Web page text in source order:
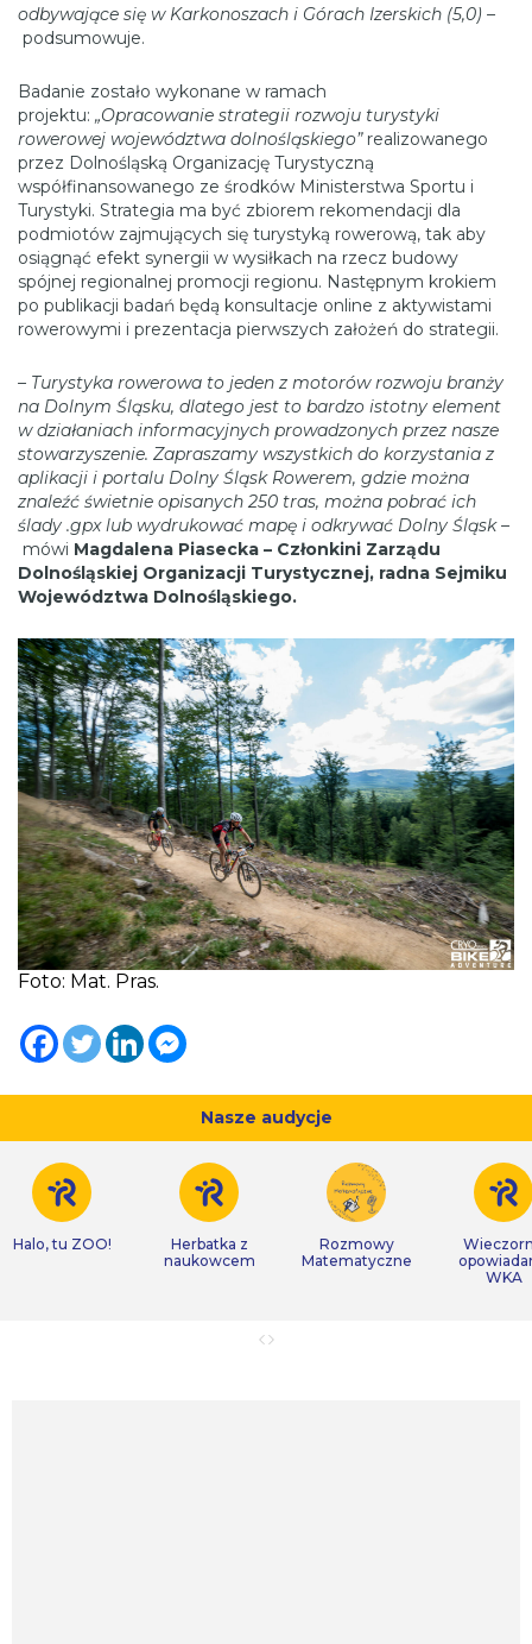
odbywające się w Karkonoszach i Górach Izerskich (5,0) –
podsumowuje.
Badanie zostało wykonane w ramach
projektu: „Opracowanie strategii rozwoju turystyki
rowerowej województwa dolnośląskiego” realizowanego
przez Dolnośląską Organizację Turystyczną
współfinansowanego ze środków Ministerstwa Sportu i
Turystyki. Strategia ma być zbiorem rekomendacji dla
podmiotów zajmujących się turystyką rowerową, tak aby
osiągnąć efekt synergii w wysiłkach na rzecz budowy
spójnej regionalnej promocji regionu. Następnym krokiem
po publikacji badań będą konsultacje online z aktywistami
rowerowymi i prezentacja pierwszych założeń do strategii.
– Turystyka rowerowa to jeden z motorów rozwoju branży
na Dolnym Śląsku, dlatego jest to bardzo istotny element
w działaniach informacyjnych prowadzonych przez nasze
stowarzyszenie. Zapraszamy wszystkich do korzystania z
aplikacji i portalu Dolny Śląsk Rowerem, gdzie można
znaleźć świetnie opisanych 250 tras, można pobrać ich
ślady .gpx lub wydrukować mapę i odkrywać Dolny Śląsk –
mówi Magdalena Piasecka – Członkini Zarządu
Dolnośląskiej Organizacji Turystycznej, radna Sejmiku
Województwa Dolnośląskiego.
Foto: Mat. Pras.
Nasze audycje
Halo, tu ZOO!
Herbatka z
naukowcem
Rozmowy
Matematyczne
WKA